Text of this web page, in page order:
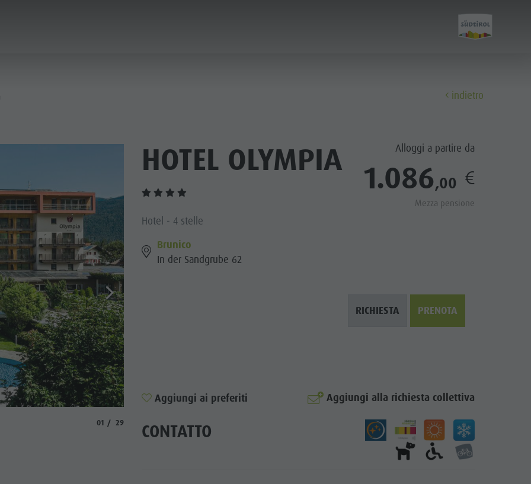
MUSEI
E DINTORNI
E ARTIGIANATO
EVENTS
Tutti gli eventi
indietro
© Hotel Olympia
aria.slide_indicator.prefix
01 aria.slide_indicator.of
29
Alloggi a partire da
1.086,00
Mezza pensione
HOTEL OLYMPIA
Hotel - 4 stelle
Brunico
In der Sandgrube 62
RICHIESTA PRENOTA
Aggiungi alla richiesta collettiva
Aggiungi ai preferiti
CONTATTO